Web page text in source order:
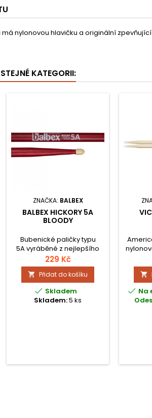
nylonovou hlavičku a originální
KATEGORII:
ZNAČKA: BALBEX
BALBEX HICKORY 5A
BLOODY
Bubenické paličky typu
5A vyráběné z nejlepšího
Premium Hikoru v červené
barvě s originální zpevňující
a protiskluzovou
povrchovou úpravou.
229 Kč
 Přidat do košíku
 Skladem
Skladem:5 ks
mm.
pojetím

 Na